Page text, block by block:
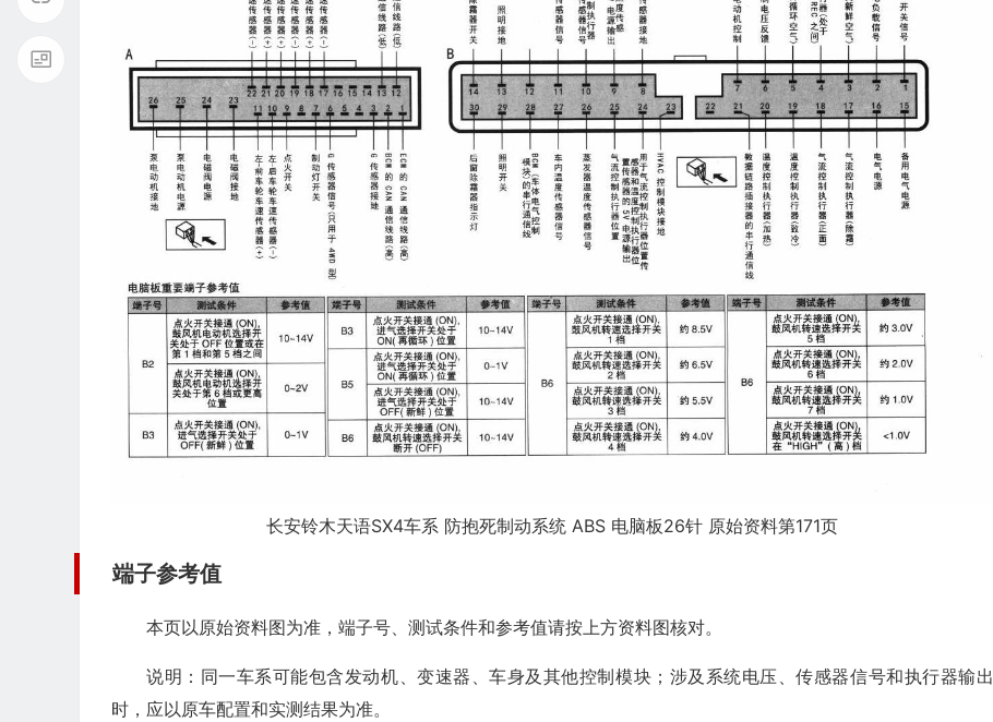
长安铃木天语SX4车系 防抱死制动系统 ABS 电脑板26针 原始资料第171页
端子参考值
本页以原始资料图为准，端子号、测试条件和参考值请按上方资料图核对。
说明：同一车系可能包含发动机、变速器、车身及其他控制模块；涉及系统电压、传感器信号和执行器输出
时，应以原车配置和实测结果为准。